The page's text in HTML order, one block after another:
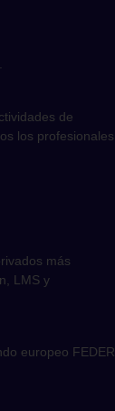
de
los profesionales
más
LMS y
europeo FEDER.